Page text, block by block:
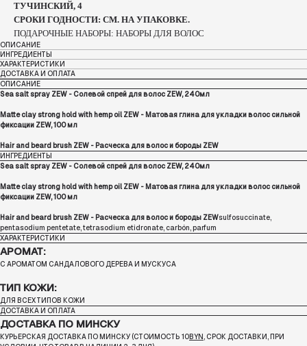
ТУЧИНСКИЙ, 4
СРОКИ ГОДНОСТИ: СМ. НА УПАКОВКЕ.
ПОДАРОЧНЫЕ НАБОРЫ: НАБОРЫ ДЛЯ ВОЛОС
ОПИСАНИЕ
ИНГРЕДИЕНТЫ
ХАРАКТЕРИСТИКИ
ДОСТАВКА И ОПЛАТА
ОПИСАНИЕ
Sea salt spray ZEW - Солевой спрей для волос ZEW, 240мл
Matte clay strong hold with hemp oil ZEW - Матовая глина для укладки волос сильной
фиксации ZEW, 100 мл
Hair and beard brush ZEW - Расческа для волос и бороды ZEW
ИНГРЕДИЕНТЫ
Sea salt spray ZEW - Солевой спрей для волос ZEW, 240мл
Matte clay strong hold with hemp oil ZEW - Матовая глина для укладки волос сильной
фиксации ZEW, 100 мл
Hair and beard brush ZEW - Расческа для волос и бороды ZEWsulfosuccinate,
pentasodium pentetate, tetrasodium etidronate, carbón, parfum
ХАРАКТЕРИСТИКИ
АРОМАТ:
С АРОМАТОМ САНДАЛОВОГО ДЕРЕВА И МУСКУСА
ТИП КОЖИ:
ДЛЯ ВСЕХ ТИПОВ КОЖИ
ДОСТАВКА И ОПЛАТА
ДОСТАВКА ПО МИНСКУ
КУРЬЕРСКАЯ ДОСТАВКА ПО МИНСКУ (СТОИМОСТЬ 10BYN, СРОК ДОСТАВКИ, ПРИ